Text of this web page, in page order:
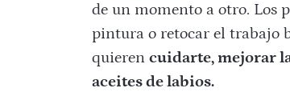
de un momento a otro. Los
pintura o retocar el trabajo
quieren cuidarte, mejorar
aceites de labios.